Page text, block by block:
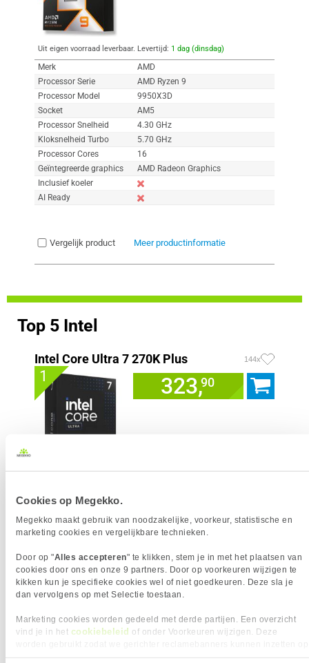
Cookies op Megekko.
Megekko maakt gebruik van noodzakelijke, voorkeur, statistische en
marketing cookies en vergelijkbare technieken.
Door op "Alles accepteren" te klikken, stem je in met het plaatsen van
cookies door ons en onze 9 partners. Door op voorkeuren wijzigen te
kikken kun je specifieke cookies wel of niet goedkeuren. Deze sla je
dan vervolgens op met Selectie toestaan.
Marketing cookies worden gedeeld met derde partijen. Een overzicht
vind je in het cookiebeleid of onder Voorkeuren wijzigen. Deze
Uit eigen voorraad leverbaar. Levertijd: 1 dag (dinsdag)
Merk
AMD
Processor Serie
AMD Ryzen 9
Processor Model
9950X3D
Socket
AM5
Processor Snelheid
4.30 GHz
Kloksnelheid Turbo
5.70 GHz
Processor Cores
16
Geïntegreerde graphics
AMD Radeon Graphics
Inclusief koeler
AI Ready
Vergelijk product Meer productinformatie
Top 5 Intel
Intel Core Ultra 7 270K Plus 144x
1 323,90
Uit eigen voorraad leverbaar. Levertijd:1 dag (dinsdag)
Processorgeneratie
Processor Serie
Intel Core Ultra 7
Socket
1851
Processor Snelheid
3.70 GHz
AI Ready
Inclusief koeler